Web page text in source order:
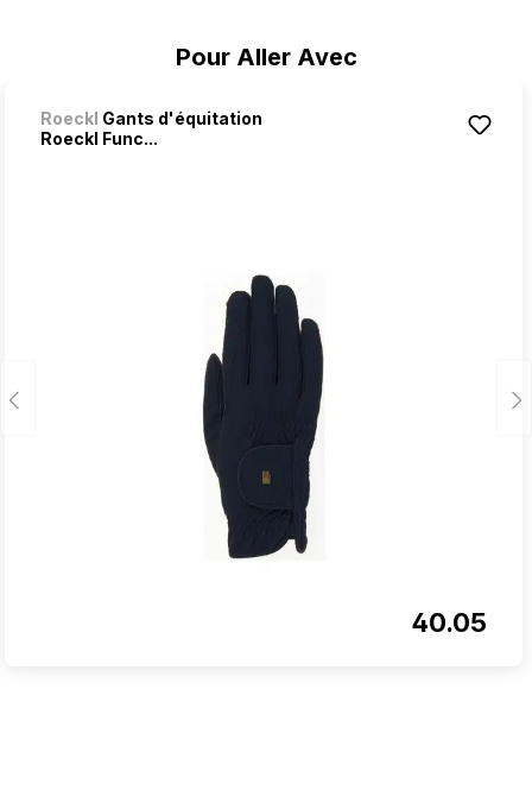
Pour Aller Avec
Roeckl Gants d'équitation
Roeckl Func...
40.05